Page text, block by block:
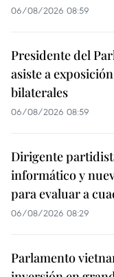
06/08/2026 08:59
Presidente del
asiste a
bilaterales
06/08/2026 08:59
Dirigente
informático y
para evaluar a
06/08/2026 08:29
Parlamento